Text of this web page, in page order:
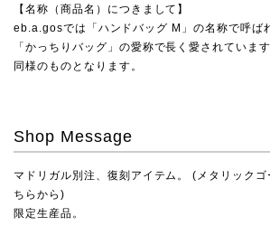
【名称（商品名）につきまして】
eb.a.gosでは「ハンドバッグ M」の名称で呼ば
「かっちりバッグ」の愛称で長く愛されていま
同様のものとなります。
Shop Message
マドリガル別注、復刻アイテム。 ( メタリック
ちらから )
限定生産品。